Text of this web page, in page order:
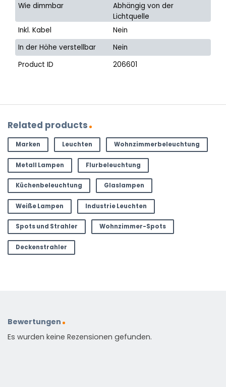
Wie dimmbar
Abhängig von der
Lichtquelle
Inkl. Kabel
Nein
In der Höhe verstellbar
Nein
Product ID
206601
Related products
Marken Leuchten Wohnzimmerbeleuchtung
Metall Lampen Flurbeleuchtung
Küchenbeleuchtung Glaslampen
Weiße Lampen Industrie Leuchten
Spots und Strahler Wohnzimmer-Spots
Deckenstrahler
Bewertungen
Es wurden keine Rezensionen gefunden.